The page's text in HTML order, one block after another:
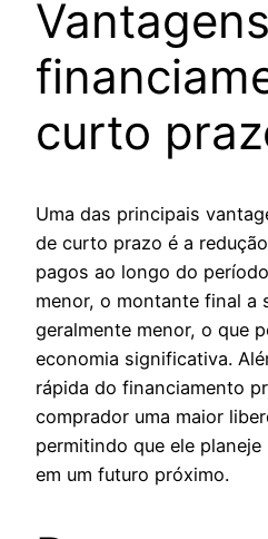
curto
Uma das principais
de curto prazo é a
pagos ao longo do
menor, o montante final a
geralmente menor, o que
economia significativa.
rápida do financiamento
comprador uma maior
permitindo que ele
em um futuro próximo.